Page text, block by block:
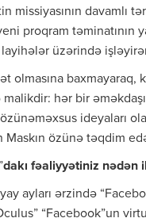
missiyasının davamlı
proqram təminatının
üzərində
olmasına baxmayaraq,
hər bir
ideyaları
Maskın özünə təqdim
”dakı fəaliyyətiniz nədən
ayları ərzində
“Facebook”un